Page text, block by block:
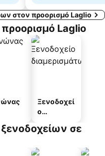
στον προορισμό Laglio
Laglio
Ξενοδοχεί
ο
άτων
σε